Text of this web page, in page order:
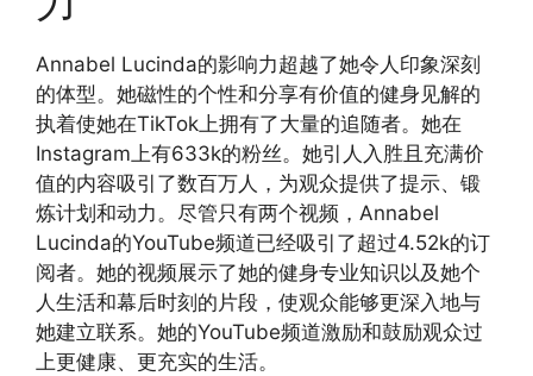
Annabel Lucinda的影响力超越了她令人印象深刻
的体型。她磁性的个性和分享有价值的健身见解的
执着使她在TikTok上拥有了大量的追随者。她在
Instagram上有633k的粉丝。她引人入胜且充满价
值的内容吸引了数百万人，为观众提供了提示、锻
炼计划和动力。尽管只有两个视频，Annabel
Lucinda的YouTube频道已经吸引了超过4.52k的订
阅者。她的视频展示了她的健身专业知识以及她个
人生活和幕后时刻的片段，使观众能够更深入地与
她建立联系。她的YouTube频道激励和鼓励观众过
上更健康、更充实的生活。